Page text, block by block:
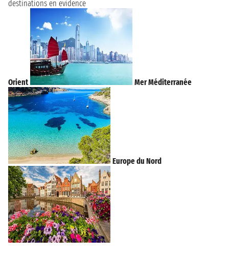
destinations en evidence
Orient Mer Méditerranée
Europe du Nord